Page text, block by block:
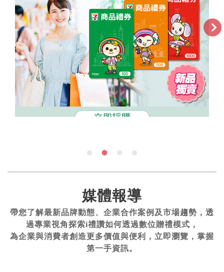
媒體報導
帶您了解最新品牌動態、企業合作案例及市場趨勢，透
過專業視角探索i禮讚如何透過數位贈禮模式，
為企業與消費者創造更多價值與便利，立即瀏覽，掌握
第一手資訊。